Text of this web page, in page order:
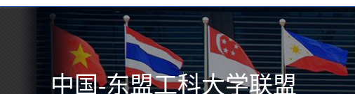
中国-东盟工科大学联盟